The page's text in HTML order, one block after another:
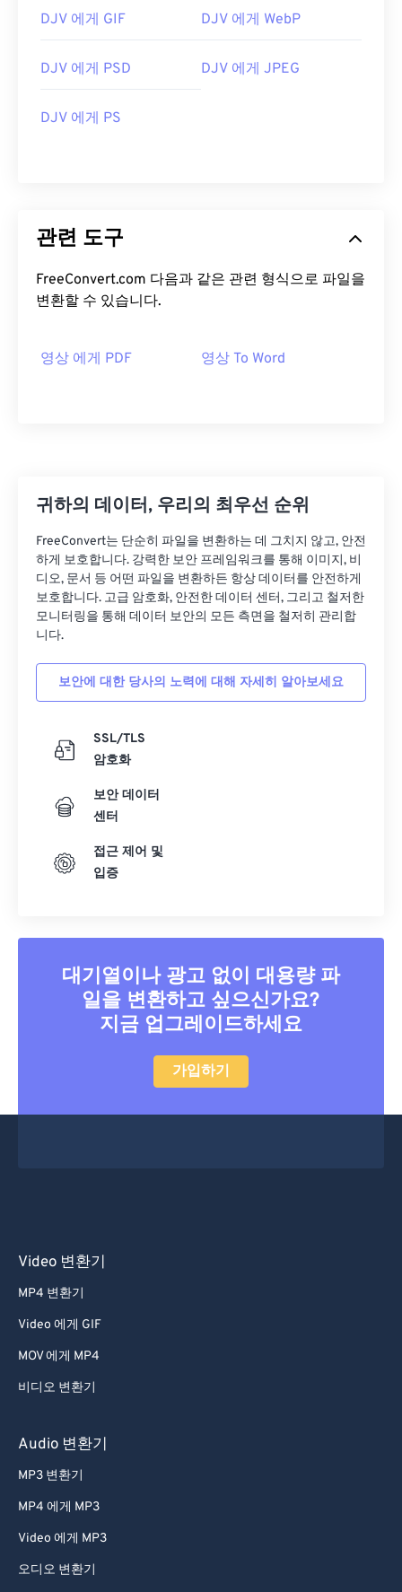
DJV 에게 GIF DJV 에게 WebP
DJV 에게 PSD DJV 에게 JPEG
DJV 에게 PS
관련 도구
FreeConvert.com 다음과 같은 관련 형식으로 파일을
변환할 수 있습니다.
영상 에게 PDF 영상 To Word
귀하의 데이터, 우리의 최우선 순위
FreeConvert는 단순히 파일을 변환하는 데 그치지 않고, 안전
하게 보호합니다. 강력한 보안 프레임워크를 통해 이미지, 비
디오, 문서 등 어떤 파일을 변환하든 항상 데이터를 안전하게
보호합니다. 고급 암호화, 안전한 데이터 센터, 그리고 철저한
모니터링을 통해 데이터 보안의 모든 측면을 철저히 관리합
니다.
보안에 대한 당사의 노력에 대해 자세히 알아보세요
SSL/TLS
암호화
보안 데이터
센터
접근 제어 및
입증
대기열이나 광고 없이 대용량 파
일을 변환하고 싶으신가요?
지금 업그레이드하세요
가입하기
Video 변환기
MP4 변환기
Video 에게 GIF
MOV 에게 MP4
비디오 변환기
Audio 변환기
MP3 변환기
MP4 에게 MP3
Video 에게 MP3
오디오 변환기